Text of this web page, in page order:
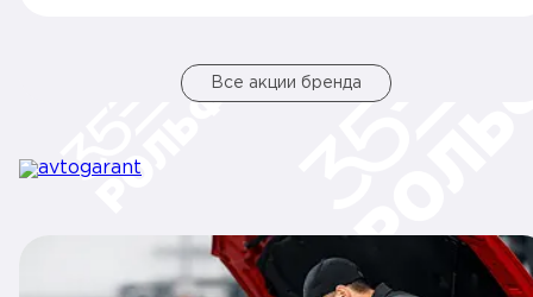
Все акции бренда